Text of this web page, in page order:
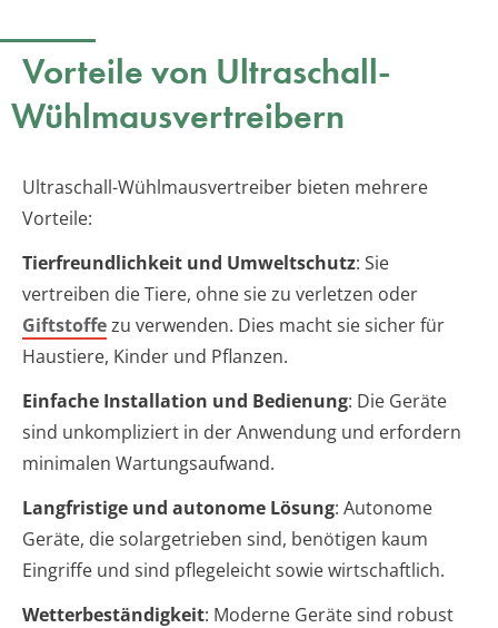
Vorteile von Ultraschall-
Wühlmausvertreibern
Ultraschall-Wühlmausvertreiber bieten mehrere
Vorteile:
Tierfreundlichkeit und Umweltschutz: Sie
vertreiben die Tiere, ohne sie zu verletzen oder
Giftstoffezu verwenden. Dies macht sie sicher für
Haustiere, Kinder und Pflanzen.
Einfache Installation und Bedienung: Die Geräte
sind unkompliziert in der Anwendung und erfordern
minimalen Wartungsaufwand.
Langfristige und autonome Lösung: Autonome
Geräte, die solargetrieben sind, benötigen kaum
Eingriffe und sind pflegeleicht sowie wirtschaftlich.
Wetterbeständigkeit: Moderne Geräte sind robust